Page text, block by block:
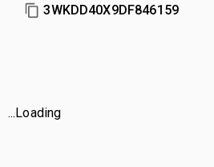
3WKDD40X9DF846159
Loading...